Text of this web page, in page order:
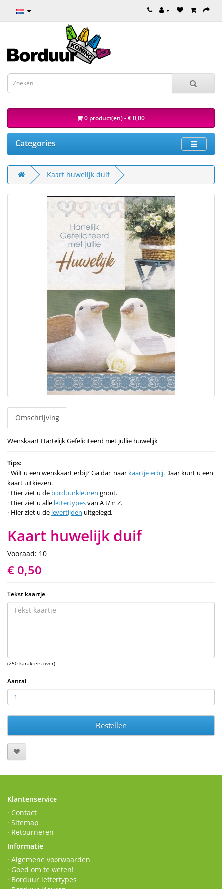
0 product(en) - € 0,00
Categories
Kaart huwelijk duif
Omschrijving
Wenskaart Hartelijk Gefeliciteerd met jullie huwelijk
Tips:
Wilt u een wenskaart erbij? Ga dan naar kaartje erbij. Daar kunt u een
kaart uitkiezen.
Hier ziet u de borduurkleuren groot.
Hier ziet u alle lettertypesvan A t/m Z.
Hier ziet u de levertijden uitgelegd.
Kaart huwelijk duif
Vooraad: 10
€ 0,50
Tekst kaartje
(250 karakters over)
Aantal
Bestellen
Klantenservice
· Contact
· Sitemap
· Retourneren
Informatie
· Algemene voorwaarden
· Goed om te weten!
· Borduur lettertypes